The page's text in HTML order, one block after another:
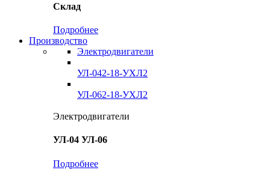
Склад
Подробнее
Производство
Электродвигатели
УЛ-042-18-УХЛ2
УЛ-062-18-УХЛ2
Электродвигатели
УЛ-04 УЛ-06
Подробнее